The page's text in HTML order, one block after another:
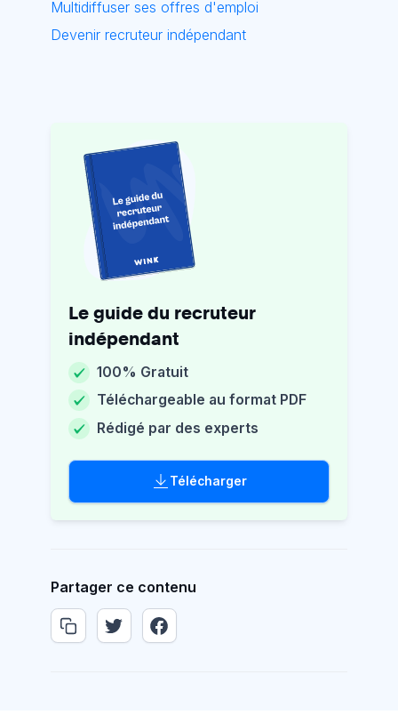
Multidiffuser ses offres d'emploi
Devenir recruteur indépendant
Le guide du recruteur
indépendant
100% Gratuit
Téléchargeable au format PDF
Rédigé par des experts
Télécharger
Partager ce contenu